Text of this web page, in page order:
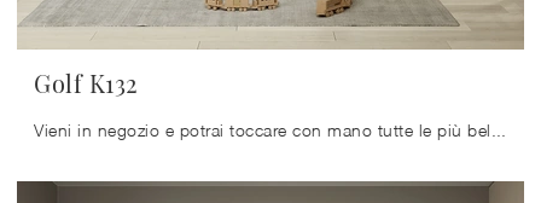
Golf K132